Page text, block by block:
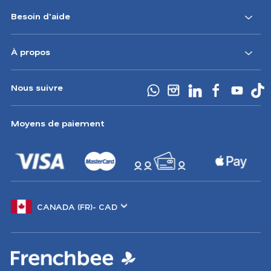
CA
Besoin d'aide
À propos
Nous suivre
Moyens de paiement
de